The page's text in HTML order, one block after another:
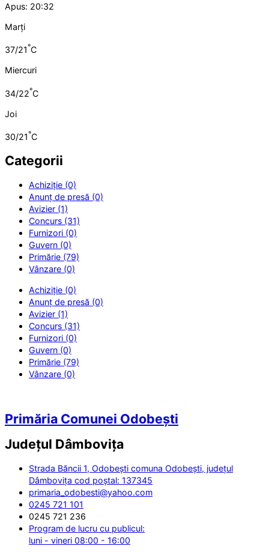
Apus: 20:32
Marți
37/21°C
Miercuri
34/22°C
Joi
30/21°C
Categorii
Achiziție (0)
Anunț de presă (0)
Avizier (1)
Concurs (31)
Furnizori (0)
Guvern (0)
Primărie (79)
Vânzare (0)
Achiziție (0)
Anunț de presă (0)
Avizier (1)
Concurs (31)
Furnizori (0)
Guvern (0)
Primărie (79)
Vânzare (0)
Primăria Comunei Odobești
Județul Dâmbovița
Strada Băncii 1, Odobești comuna Odobești, județul
Dâmbovița cod poștal: 137345
primaria_odobesti@yahoo.com
0245 721 101
0245 721 236
Program de lucru cu publicul:
luni - vineri 08:00 - 16:00